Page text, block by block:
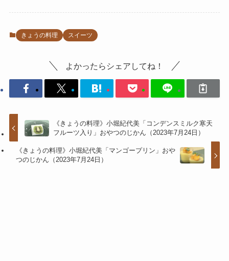
きょうの料理 スイーツ
よかったらシェアしてね！
《きょうの料理》小堀紀代美「コンデンスミルク寒天
フルーツ入り」おやつのじかん（2023年7月24日）
《きょうの料理》小堀紀代美「マンゴープリン」おや
つのじかん（2023年7月24日）